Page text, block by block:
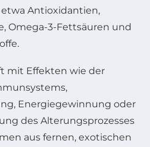
etwa Antioxidantien,
Omega-3-Fettsäuren und
mit Effekten wie der
Energiegewinnung oder
des Alterungsprozesses
aus fernen, exotischen